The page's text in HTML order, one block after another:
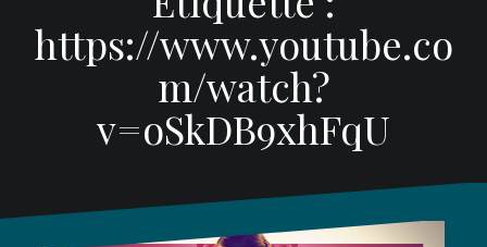
https://www.youtube.co
m/watch?
v=oSkDB9xhFqU